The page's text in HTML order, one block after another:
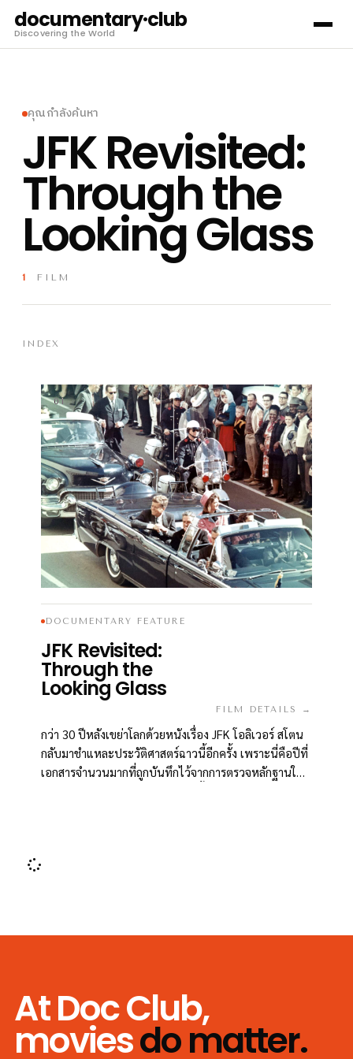
documentary·club
Discovering the World
คุณกำลังค้นหา
JFK Revisited:
Through the
Looking Glass
1 FILM
INDEX
01
DOCUMENTARY FEATURE
JFK Revisited:
Through the
Looking Glass
FILM DETAILS →
กว่า 30 ปีหลังเขย่าโลกด้วยหนังเรื่อง JFK โอลิเวอร์ สโตน
กลับมาชำแหละประวัติศาสตร์ฉาวนี้อีกครั้ง เพราะนี่คือปีที่
เอกสารจำนวนมากที่ถูกบันทึกไว้จากการตรวจหลักฐานในที่
At Doc Club,
moviesdo matter.